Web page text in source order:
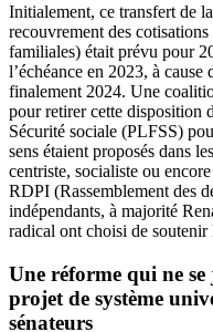
Initialement, ce transfert de
recouvrement des
familiales) était prévu pour
l’échéance en 2023, à
finalement 2024. Une
pour retirer cette disposition
Sécurité sociale (PLFSS)
sens étaient proposés dans
centriste, socialiste ou
RDPI (Rassemblement des
indépendants, à majorité
radical ont choisi de soutenir
Une réforme qui ne
projet de système
sénateurs